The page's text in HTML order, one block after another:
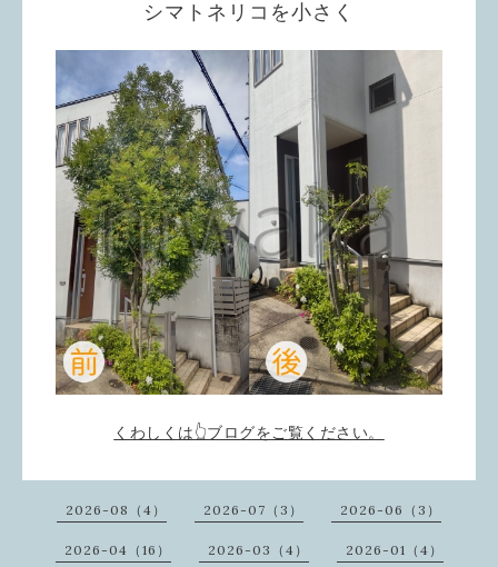
シマトネリコを小さく
くわしくは👆ブログをご覧ください。
2026-08（4） 2026-07（3） 2026-06（3）
2026-04（16） 2026-03（4） 2026-01（4）